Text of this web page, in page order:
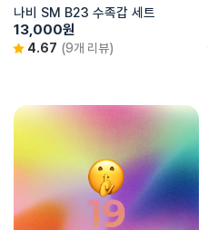
나비 SM B23 수족갑 세트
13,000원
4.67 (9개 리뷰)